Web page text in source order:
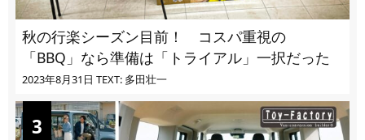
秋の行楽シーズン目前！ コスパ重視の
「BBQ」なら準備は「トライアル」一択だった
2023年8月31日 TEXT: 多田壮一